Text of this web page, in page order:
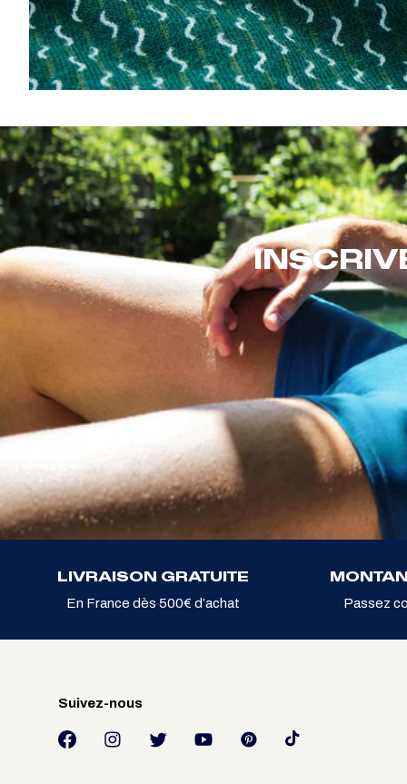
LIVRAISON GRATUITE
En France dès 500€ d’achat Passez
Suivez-nous